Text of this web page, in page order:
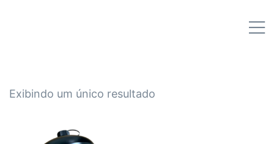
Exibindo um único resultado